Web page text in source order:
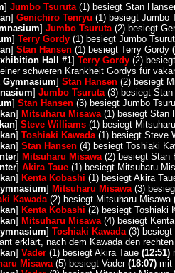
] Jumbo Tsuruta(1) besiegt Stan
] Genichiro Tenryu (1) besiegt Jumbo
] Jumbo Tsuruta(2) besiegt
] Terry Gordy(1) besiegt Jumbo
] Stan Hansen(1) besiegt Terry Gordy
Hall #1] Terry Gordy(2)
schweren Krankheit Gordys für
Gymnasium] Stan Hansen(2) besiegt
] Jumbo Tsuruta(3) besiegt Stan
] Stan Hansen(3) besiegt Jumbo
] Mitsuharu Misawa(1) besiegt Stan
] Steve Williams(1) besiegt
] Toshiaki Kawada(1) besiegt Steve
] Stan Hansen(4) besiegt Toshiaki
] Mitsuharu Misawa(2) besiegt Stan
] Akira Taue(1) besiegt Mitsuharu
] Kenta Kobashi (1) besiegt Akira
] Mitsuharu Misawa(3)
Kawada(2) besiegt Mitsuharu Misawa
] Kenta Kobashi (2) besiegt Toshiaki
] Mitsuharu Misawa(4) besiegt
] Toshiaki Kawada(3) besiegt
erklärt, nach dem Kawada den
] Vader(1) besiegt Akira Taue (12:51)
Misawa(5) besiegt Vader (18:07)mit